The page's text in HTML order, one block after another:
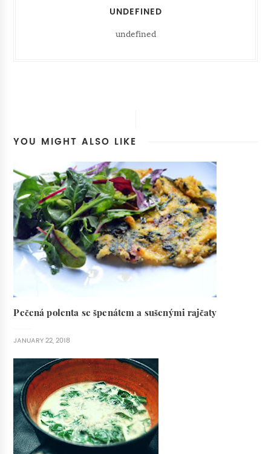
UNDEFINED
undefined
YOU MIGHT ALSO LIKE
Pečená polenta se špenátem a sušenými rajčaty
JANUARY 22, 2018